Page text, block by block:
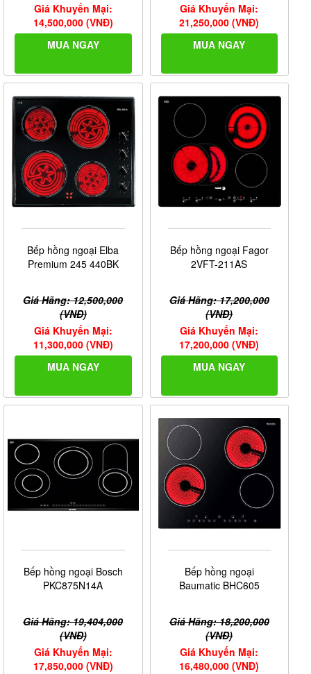
Giá Khuyến Mại:
14,500,000 (VNĐ)
MUA NGAY
Giá Khuyến Mại:
21,250,000 (VNĐ)
MUA NGAY
Bếp hồng ngoại Elba
Premium 245 440BK
Giá Hãng: 12,500,000
(VNĐ)
Giá Khuyến Mại:
11,300,000 (VNĐ)
MUA NGAY
Bếp hồng ngoại Fagor
2VFT-211AS
Giá Hãng: 17,200,000
(VNĐ)
Giá Khuyến Mại:
17,200,000 (VNĐ)
MUA NGAY
Bếp hồng ngoại Bosch
PKC875N14A
Giá Hãng: 19,404,000
(VNĐ)
Giá Khuyến Mại:
17,850,000 (VNĐ)
Bếp hồng ngoại
Baumatic BHC605
Giá Hãng: 18,200,000
(VNĐ)
Giá Khuyến Mại:
16,480,000 (VNĐ)